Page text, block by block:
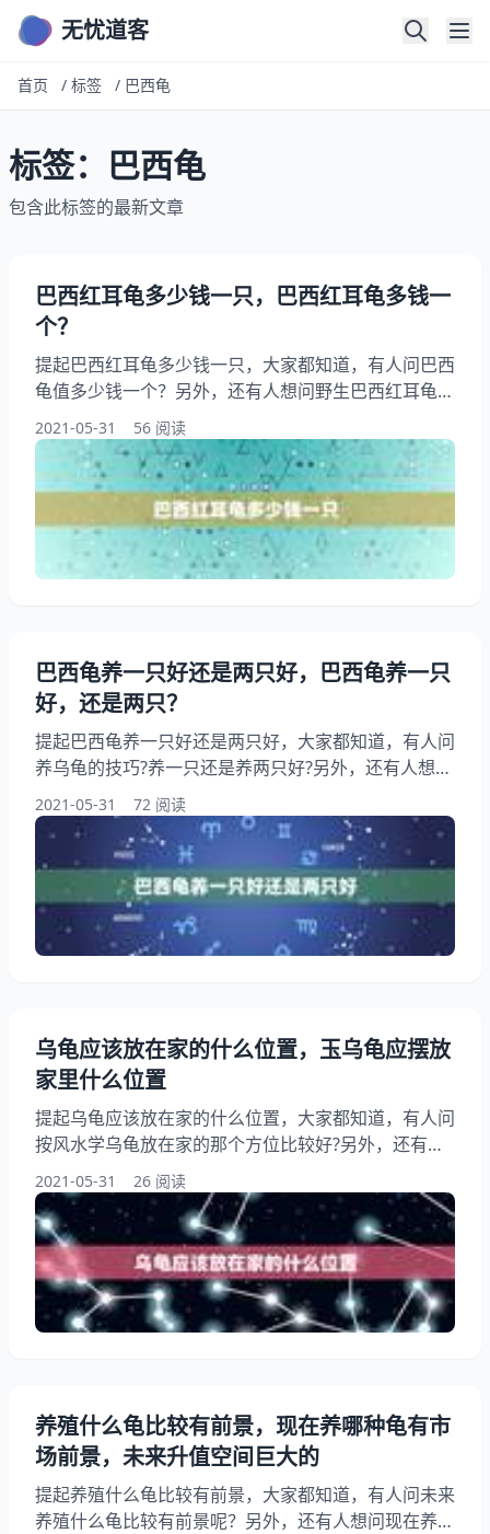
无忧道客
首页 / 标签 / 巴西龟
标签：巴西龟
包含此标签的最新文章
巴西红耳龟多少钱一只，巴西红耳龟多钱一
个？
提起巴西红耳龟多少钱一只，大家都知道，有人问巴西
龟值多少钱一个？另外，还有人想问野生巴西红耳龟多
少钱一只？你知道这是怎么回事？其实巴西龟的市场价
格大概多少？好养吗？要注意什么？下面就一起来看看
巴西红耳龟多钱一个？希望能够帮助到大家！ 巴西红
耳龟多少钱一只 巴西红耳龟是最便宜的乌龟。 小乌龟
十块钱就可以买到。 是外来入侵物种，千万不能。 野
生巴西红耳龟多少钱一斤？ 巴西龟的市场价格大概多
少？好养吗
2021-05-31 56 阅读
巴西龟养一只好还是两只好，巴西龟养一只
好，还是两只？
提起巴西龟养一只好还是两只好，大家都知道，有人问
养乌龟的技巧?养一只还是养两只好?另外，还有人想问
要养巴西龟 最好养一只 还是两只？你知道这是怎么回
事？其实家里想养乌龟，是养一只还是两只好呢？下面
就一起来看看巴西龟养一只好，还是两只？希望能够帮
助到大家！ 巴西龟养一只好还是两只好 请问养巴西龟
是养一只好还是养两只好？ 最好在配一只，要不它也
会很孤独，就象小孩一样没人和他玩一样，
2021-05-31 72 阅读
乌龟应该放在家的什么位置，玉乌龟应摆放
家里什么位置
提起乌龟应该放在家的什么位置，大家都知道，有人问
按风水学乌龟放在家的那个方位比较好?另外，还有人
想问乌龟放在家里什么地方好，你知道这是怎么回事？
其实玉乌龟应陈设内助嗬哟哨位，下面就一起来看看玉
乌龟应摆放家里什么位置，希望能够帮助到大家！ 乌
龟应该放在家的什么位置 养的乌龟放在家里的什么位
置合适 龟与龙一样，均属吉祥的“四”之一，又是长寿的
象征。龟虽行动缓慢，但它却能忍辱负，在遇到危险时
2021-05-31 26 阅读
养殖什么龟比较有前景，现在养哪种龟有市
场前景，未来升值空间巨大的
提起养殖什么龟比较有前景，大家都知道，有人问未来
养殖什么龟比较有前景呢？另外，还有人想问现在养什